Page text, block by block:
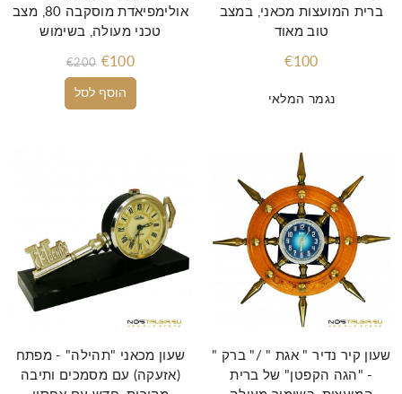
הוסף לסל
אולימפיאדת מוסקבה 80, מצב
טכני מעולה, בשימוש
€200 €100
נגמר המלאי
ברית המועצות מכאני, במצב
טוב מאוד
€100
שעון מכאני "תהילה" - מפתח
(אזעקה) עם מסמכים ותיבה
שעון קיר נדיר " אגת " /" ברק "
- "הגה הקפטן" של ברית